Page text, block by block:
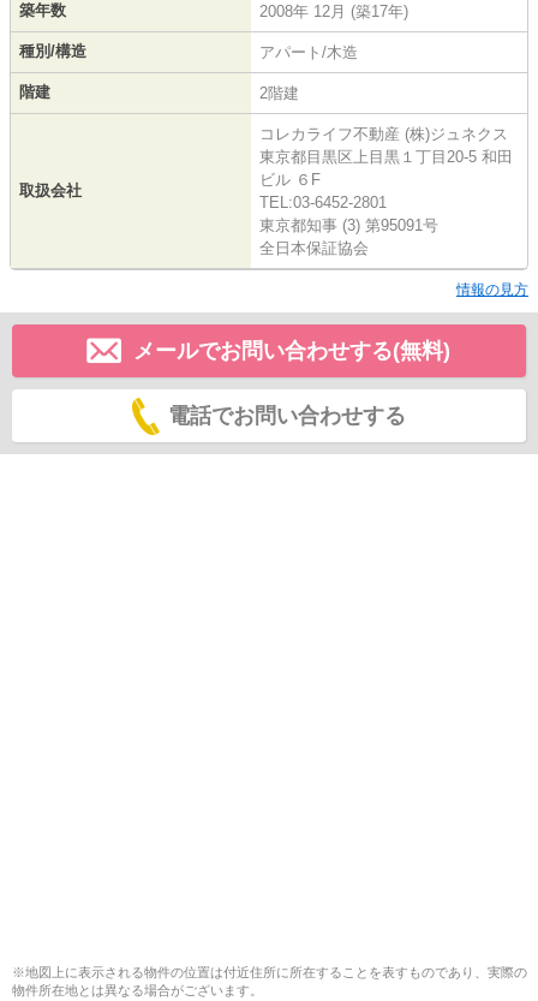
築年数 2008年 12月 (築17年)
種別/構造 アパート/木造
階建 2階建
取扱会社
コレカライフ不動産 (株)ジュネクス
東京都目黒区上目黒１丁目20-5 和田
ビル ６F
TEL:03-6452-2801
東京都知事 (3) 第95091号
全日本保証協会
情報の見方
メールでお問い合わせする(無料)
電話でお問い合わせする
※地図上に表示される物件の位置は付近住所に所在することを表すものであり、実際の
物件所在地とは異なる場合がございます。